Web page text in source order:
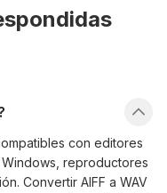
con editores
reproductores
Convertir AIFF a WAV